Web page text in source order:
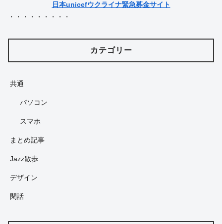
日本unicefウクライナ緊急募金サイト
・・・・・・・・・
カテゴリー
共通
パソコン
スマホ
まとめ記事
Jazz散歩
デザイン
閑話